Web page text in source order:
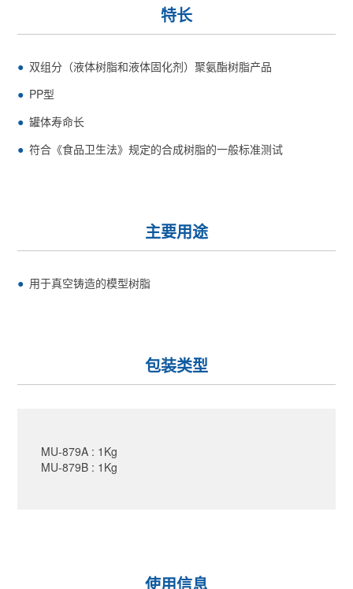
特长
双组分（液体树脂和液体固化剂）聚氨酯树脂产品
PP型
罐体寿命长
符合《食品卫生法》规定的合成树脂的一般标准测试
主要用途
用于真空铸造的模型树脂
包装类型
MU-879A : 1Kg
MU-879B : 1Kg
使用信息